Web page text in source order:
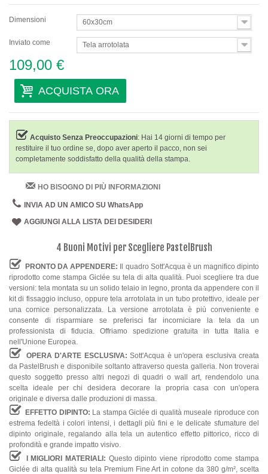
Dimensioni 60x30cm
Inviato come Tela arrotolata
109,00 €
ACQUISTA ORA
Acquisto Senza Preoccupazioni: Hai 14 giorni di tempo per
restituire il tuo ordine se, dopo aver aperto il pacco, non sei
completamente soddisfatto della qualità della stampa.
HO BISOGNO DI PIÙ INFORMAZIONI
INVIA AD UN AMICO SU WhatsApp
AGGIUNGI ALLA LISTA DEI DESIDERI
4 Buoni Motivi per Scegliere PastelBrush
PRONTO DA APPENDERE: Il quadro Sott'Acqua è un magnifico dipinto
riprodotto come stampa Giclée su tela di alta qualità. Puoi scegliere tra due
versioni: tela montata su un solido telaio in legno, pronta da appendere con il
kit di fissaggio incluso, oppure tela arrotolata in un tubo protettivo, ideale per
una cornice personalizzata. La versione arrotolata è più conveniente e
consente di risparmiare se preferisci far incorniciare la tela da un
professionista di fiducia. Offriamo spedizione gratuita in tutta Italia e
nell'Unione Europea.
OPERA D'ARTE ESCLUSIVA: Sott'Acqua è un'opera esclusiva creata
da PastelBrush e disponibile soltanto attraverso questa galleria. Non troverai
questo soggetto presso altri negozi di quadri o wall art, rendendolo una
scelta ideale per chi desidera decorare la propria casa con un'opera
originale e diversa dalle produzioni di massa.
EFFETTO DIPINTO: La stampa Giclée di qualità museale riproduce con
estrema fedeltà i colori intensi, i dettagli più fini e le delicate sfumature del
dipinto originale, regalando alla tela un autentico effetto pittorico, ricco di
profondità e grande impatto visivo.
I MIGLIORI MATERIALI: Questo dipinto viene riprodotto come stampa
Giclée di alta qualità su tela Premium Fine Art in cotone da 380 g/m², scelta